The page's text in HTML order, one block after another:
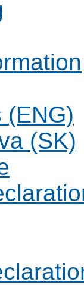
(ENG)
(SK)